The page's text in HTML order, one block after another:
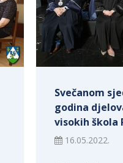
Svečanom
godina
visokih škola
16.05.2022.